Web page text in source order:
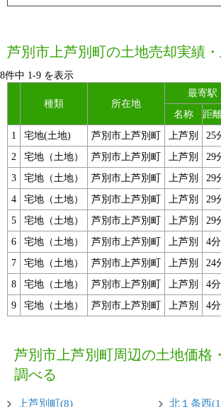
芦別市上芦別町の土地売却実績
8件中 1-9 を表示
種類 所在地
最寄駅
名称
距
1
宅地(土地) 芦別市上芦別町 上芦別 25
2 宅地（土地） 芦別市上芦別町 上芦別 29
3 宅地（土地） 芦別市上芦別町 上芦別 29
4 宅地（土地） 芦別市上芦別町 上芦別 29
5 宅地（土地） 芦別市上芦別町 上芦別 29
6 宅地（土地） 芦別市上芦別町 上芦別 4分
7 宅地（土地） 芦別市上芦別町 上芦別 24
8 宅地（土地） 芦別市上芦別町 上芦別 4分
9 宅地（土地） 芦別市上芦別町 上芦別 4分
芦別市上芦別町周辺の土地価格
調べる
上芦別町(8) 北１条西